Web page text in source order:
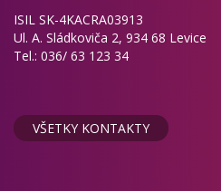
ISIL SK-4KACRA03913
Ul. A. Sládkoviča 2, 934 68 Levice
Tel.: 036/ 63 123 34
VŠETKY KONTAKTY